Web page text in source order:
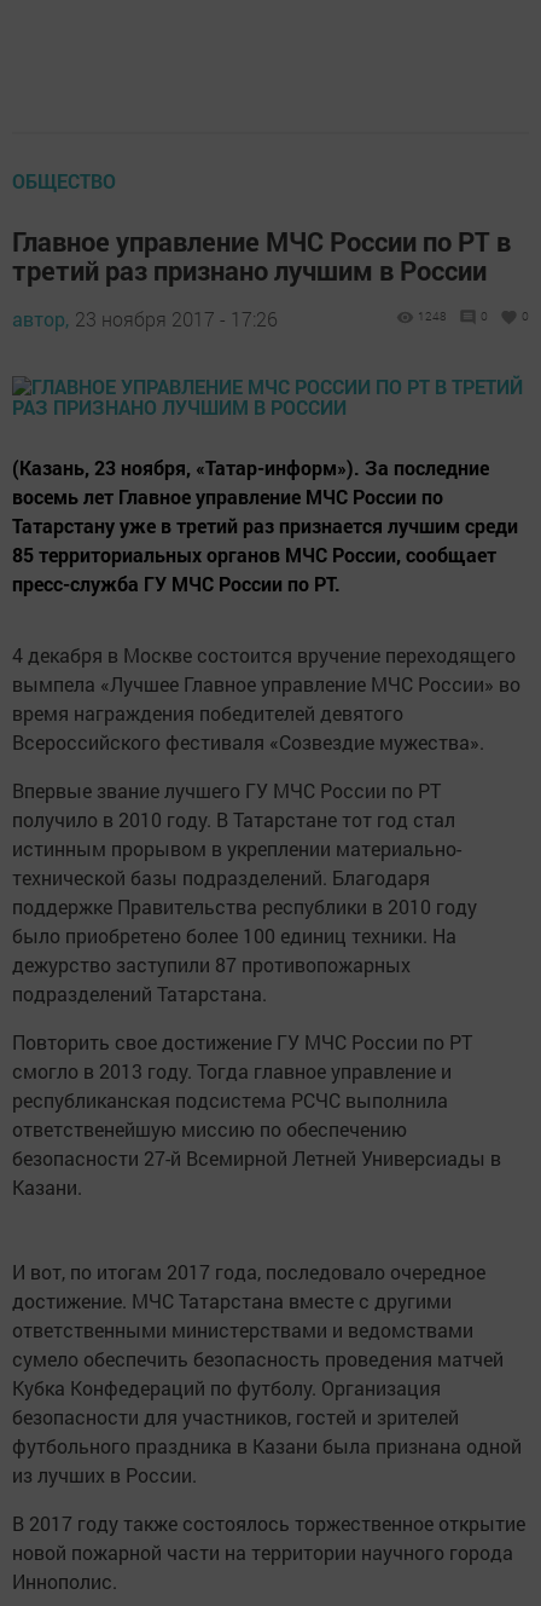
ОБЩЕСТВО
Главное управление МЧС России по РТ в
третий раз признано лучшим в России
автор, 23 ноября 2017 - 17:26 1248 0 0
(Казань, 23 ноября, «Татар-информ»). За последние
восемь лет Главное управление МЧС России по
Татарстану уже в третий раз признается лучшим среди
85 территориальных органов МЧС России, сообщает
пресс-служба ГУ МЧС России по РТ.
4 декабря в Москве состоится вручение переходящего
вымпела «Лучшее Главное управление МЧС России» во
время награждения победителей девятого
Всероссийского фестиваля «Созвездие мужества».
Впервые звание лучшего ГУ МЧС России по РТ
получило в 2010 году. В Татарстане тот год стал
истинным прорывом в укреплении материально-
технической базы подразделений. Благодаря
поддержке Правительства республики в 2010 году
было приобретено более 100 единиц техники. На
дежурство заступили 87 противопожарных
подразделений Татарстана.
Повторить свое достижение ГУ МЧС России по РТ
смогло в 2013 году. Тогда главное управление и
республиканская подсистема РСЧС выполнила
ответственейшую миссию по обеспечению
безопасности 27-й Всемирной Летней Универсиады в
Казани.
И вот, по итогам 2017 года, последовало очередное
достижение. МЧС Татарстана вместе с другими
ответственными министерствами и ведомствами
сумело обеспечить безопасность проведения матчей
Кубка Конфедераций по футболу. Организация
безопасности для участников, гостей и зрителей
футбольного праздника в Казани была признана одной
из лучших в России.
В 2017 году также состоялось торжественное открытие
новой пожарной части на территории научного города
Иннополис.